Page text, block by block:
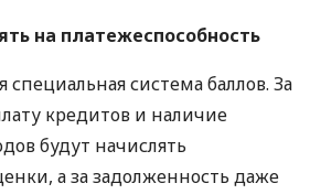
на платежеспособность
специальная система баллов. За
кредитов и наличие
будут начислять
а за задолженность даже